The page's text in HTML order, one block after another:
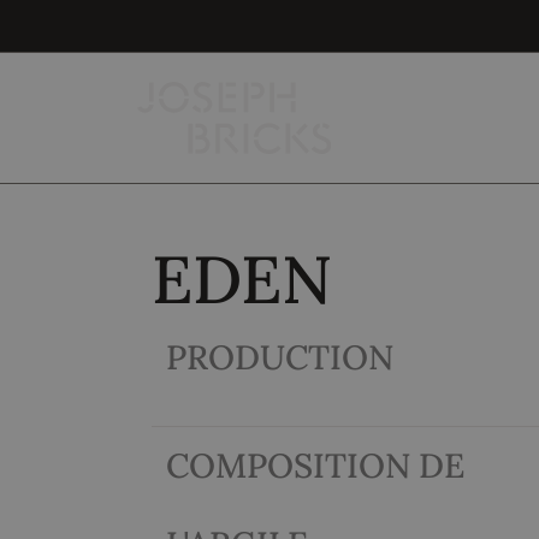
EDEN
PRODUCTION
COMPOSITION DE